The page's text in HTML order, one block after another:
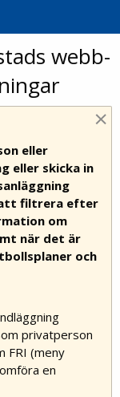
webb-
×
eller
eller skicka in
att filtrera efter
om
när det är
och
privatperson
FRI (meny
en